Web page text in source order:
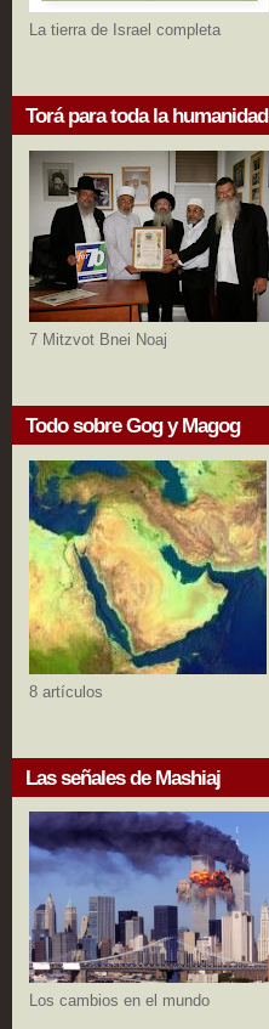
La tierra de Israel completa
Torá para toda la humanidad
7 Mitzvot Bnei Noaj
Todo sobre Gog y Magog
8 artículos
Las señales de Mashiaj
Los cambios en el mundo